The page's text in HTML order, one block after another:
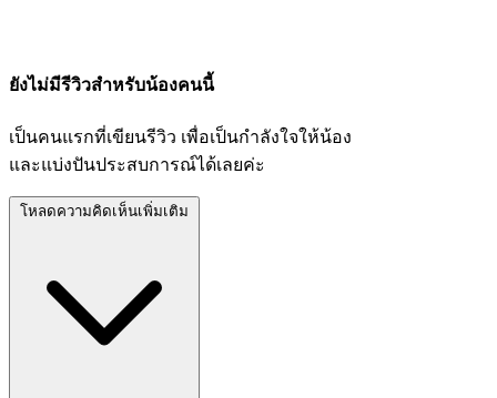
ยังไม่มีรีวิวสำหรับน้องคนนี้
เป็นคนแรกที่เขียนรีวิว เพื่อเป็นกำลังใจให้น้อง
และแบ่งปันประสบการณ์ได้เลยค่ะ
โหลดความคิดเห็นเพิ่มเติม